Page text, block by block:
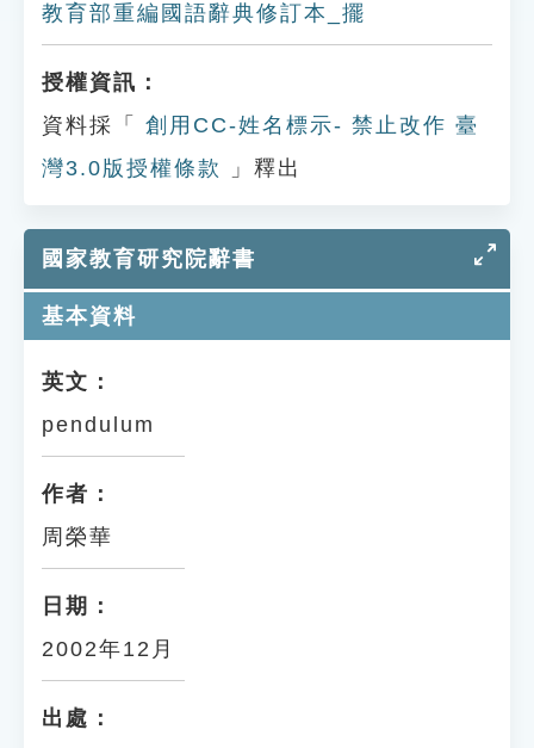
教育部重編國語辭典修訂本_擺
授權資訊：
資料採「
創用CC-姓名標示- 禁止改作 臺
灣3.0版授權條款
」釋出
國家教育研究院辭書
基本資料
英文：
pendulum
作者：
周榮華
日期：
2002年12月
出處：